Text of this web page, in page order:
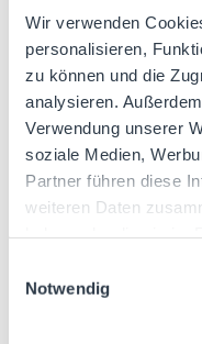
Wir verwenden
personalisieren,
zu können und die
analysieren.
Verwendung unserer
soziale Medien,
Partner führen diese
weiteren Daten
Notwendig
Schutz
Mit der
und mit einer